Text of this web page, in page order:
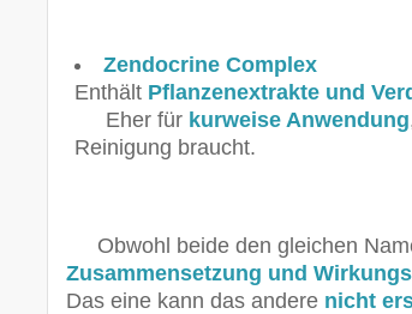
Zendocrine Complex
Enthält Pflanzenextrakte und
Eher für kurweise Anwendung
Reinigung braucht.
Obwohl beide den gleichen
Zusammensetzung und
Das eine kann das andere nicht